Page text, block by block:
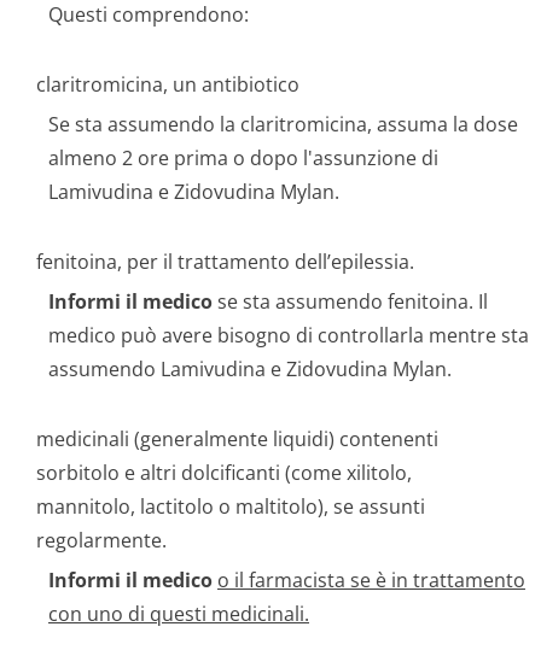
Questi comprendono:
claritromicina, un antibiotico
Se sta assumendo la claritromicina, assuma la dose
almeno 2 ore prima o dopo l'assunzione di
Lamivudina e Zidovudina Mylan.
fenitoina, per il trattamento dell’epilessia.
Informi il medicose sta assumendo fenitoina. Il
medico può avere bisogno di controllarla mentre sta
assumendo Lamivudina e Zidovudina Mylan.
medicinali (generalmente liquidi) contenenti
sorbitolo e altri dolcificanti (come xilitolo,
mannitolo, lactitolo o maltitolo), se assunti
regolarmente.
Informi il medico o il farmacista se è in trattamento
con uno di questi medicinali.